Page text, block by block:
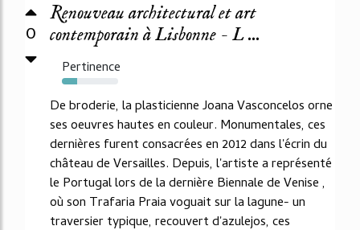
0
Renouveau architectural et art
contemporain à Lisbonne - L ...
Pertinence
27%
De broderie, la plasticienne Joana Vasconcelos orne
ses oeuvres hautes en couleur. Monumentales, ces
dernières furent consacrées en 2012 dans l'écrin du
château de Versailles. Depuis, l'artiste a représenté
le Portugal lors de la dernière Biennale de Venise ,
où son Trafaria Praia voguait sur la lagune- un
traversier typique, recouvert d'azulejos, ces